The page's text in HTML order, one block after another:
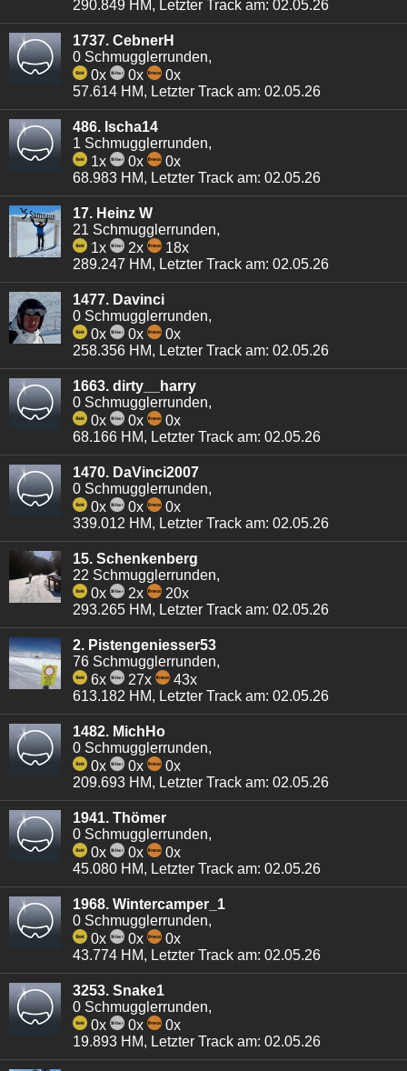
290.849 HM, Letzter Track am: 02.05.26
1737. CebnerH
0 Schmugglerrunden,
0x
0x
0x
57.614 HM, Letzter Track am: 02.05.26
486. Ischa14
1 Schmugglerrunden,
1x
0x
0x
68.983 HM, Letzter Track am: 02.05.26
17. Heinz W
21 Schmugglerrunden,
1x
2x
18x
289.247 HM, Letzter Track am: 02.05.26
1477. Davinci
0 Schmugglerrunden,
0x
0x
0x
258.356 HM, Letzter Track am: 02.05.26
1663. dirty__harry
0 Schmugglerrunden,
0x
0x
0x
68.166 HM, Letzter Track am: 02.05.26
1470. DaVinci2007
0 Schmugglerrunden,
0x
0x
0x
339.012 HM, Letzter Track am: 02.05.26
15. Schenkenberg
22 Schmugglerrunden,
0x
2x
20x
293.265 HM, Letzter Track am: 02.05.26
2. Pistengeniesser53
76 Schmugglerrunden,
6x
27x
43x
613.182 HM, Letzter Track am: 02.05.26
1482. MichHo
0 Schmugglerrunden,
0x
0x
0x
209.693 HM, Letzter Track am: 02.05.26
1941. Thömer
0 Schmugglerrunden,
0x
0x
0x
45.080 HM, Letzter Track am: 02.05.26
1968. Wintercamper_1
0 Schmugglerrunden,
0x
0x
0x
43.774 HM, Letzter Track am: 02.05.26
3253. Snake1
0 Schmugglerrunden,
0x
0x
0x
19.893 HM, Letzter Track am: 02.05.26